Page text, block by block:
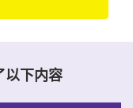
以下内容